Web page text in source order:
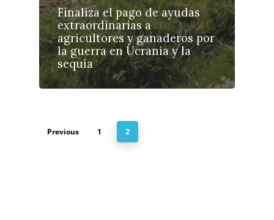
Finaliza el pago de ayudas
extraordinarias a
agricultores y ganaderos por
la guerra en Ucrania y la
sequía
Previous 1 2